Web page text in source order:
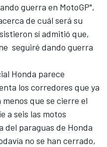
guerra en MotoGP",
de cuál será su
sí admitió que,
seguiré dando guerra
Honda parece
los corredores que ya
que se cierre el
a seis las motos
del paraguas de Honda
no se han cerrado,